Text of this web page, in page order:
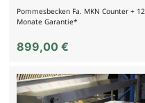
Pommesbecken Fa. MKN Counter + 12
Monate Garantie*
899,00 €